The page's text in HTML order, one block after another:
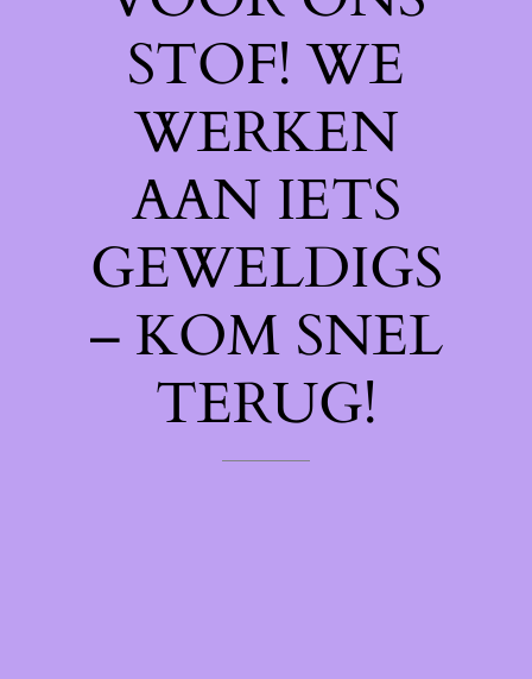
STOF! WE
WERKEN
AAN IETS
GEWELDIGS
– KOM SNEL
TERUG!